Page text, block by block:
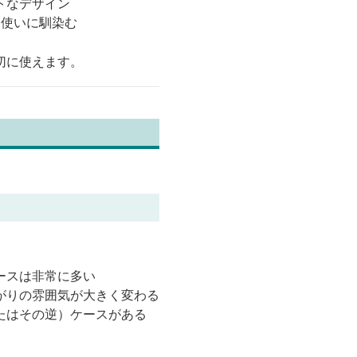
いに馴染む
使えます。
スは非常に多い
の雰囲気が大きく変わる
その逆）ケースがある